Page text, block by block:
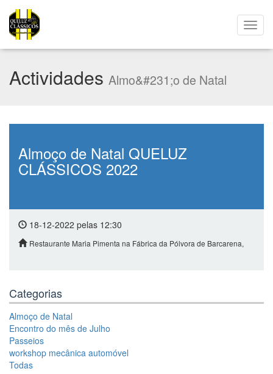
Actividades Almo&#231;o de Natal
Almoço de Natal QUELUZ
CLÁSSICOS 2022
18-12-2022 pelas 12:30
Restaurante Maria Pimenta na Fábrica da Pólvora de Barcarena,
Categorias
Almoço de Natal
Encontro do mês de Julho
Passeios
workshop mecânica automóvel
Todas